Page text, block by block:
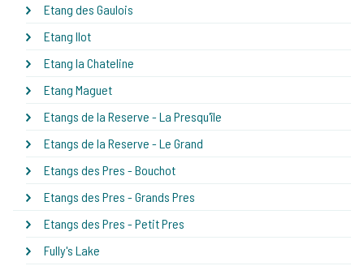
Etang des Gaulois
Etang Ilot
Etang la Chateline
Etang Maguet
Etangs de la Reserve - La Presqu'île
Etangs de la Reserve - Le Grand
Etangs des Pres - Bouchot
Etangs des Pres - Grands Pres
Etangs des Pres - Petit Pres
Fully's Lake